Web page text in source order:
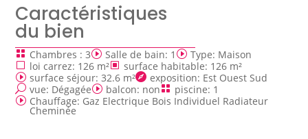
Caractéristiques
du bien
Chambres :3 Salle de bain: 1 Type: Maison
loi carrez: 126 m² surface habitable: 126 m²
surface séjour:32.6 m² exposition: Est Ouest Sud
vue: Dégagée balcon: non piscine: 1
Chauffage: Gaz Electrique Bois Individuel Radiateur
Cheminée